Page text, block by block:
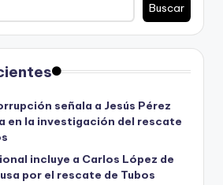
Buscar
señala a Jesús Pérez
en la investigación del rescate
incluye a Carlos López de
por el rescate de Tubos